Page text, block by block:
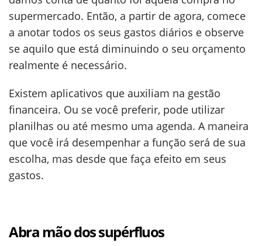
supermercado. Então, a partir de agora, comece
a anotar todos os seus gastos diários e observe
se aquilo que está diminuindo o seu orçamento
realmente é necessário.
Existem aplicativos que auxiliam na gestão
financeira. Ou se você preferir, pode utilizar
planilhas ou até mesmo uma agenda. A maneira
que você irá desempenhar a função será de sua
escolha, mas desde que faça efeito em seus
gastos.
Abra mão dos supérfluos